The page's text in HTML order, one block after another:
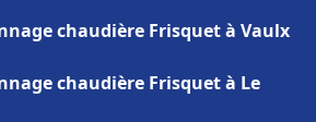
chaudière Frisquet à Vaulx
chaudière Frisquet à Le